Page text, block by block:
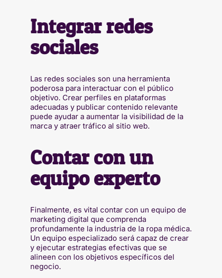
Integrar redes
sociales
Las redes sociales son una herramienta
poderosa para interactuar con el público
objetivo. Crear perfiles en plataformas
adecuadas y publicar contenido relevante
puede ayudar a aumentar la visibilidad de la
marca y atraer tráfico al sitio web.
Contar con un
equipo experto
Finalmente, es vital contar con un equipo de
marketing digital que comprenda
profundamente la industria de la ropa médica.
Un equipo especializado será capaz de crear
y ejecutar estrategias efectivas que se
alineen con los objetivos específicos del
negocio.